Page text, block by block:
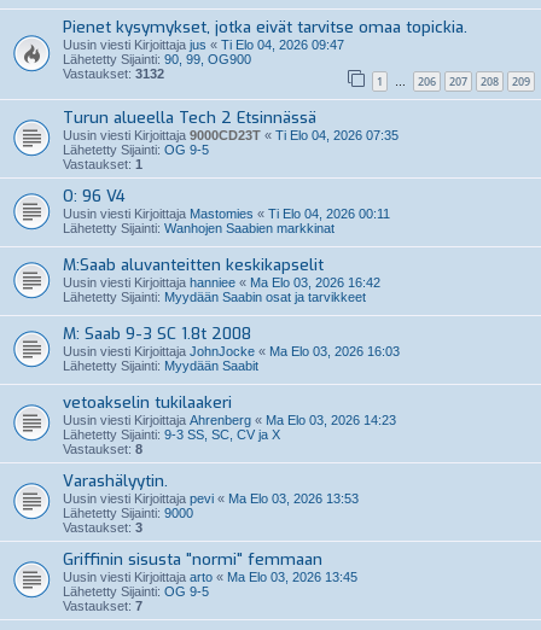
Pienet kysymykset, jotka eivät tarvitse omaa topickia.
Uusin viesti Kirjoittaja jus « Ti Elo 04, 2026 09:47
Lähetetty Sijainti: 90, 99, OG900
Vastaukset: 3132 1 … 206 207 208 209
Turun alueella Tech 2 Etsinnässä
Uusin viesti Kirjoittaja 9000CD23T « Ti Elo 04, 2026 07:35
Lähetetty Sijainti: OG 9-5
Vastaukset: 1
O: 96 V4
Uusin viesti Kirjoittaja Mastomies « Ti Elo 04, 2026 00:11
Lähetetty Sijainti: Wanhojen Saabien markkinat
M:Saab aluvanteitten keskikapselit
Uusin viesti Kirjoittaja hanniee « Ma Elo 03, 2026 16:42
Lähetetty Sijainti: Myydään Saabin osat ja tarvikkeet
M: Saab 9-3 SC 1.8t 2008
Uusin viesti Kirjoittaja JohnJocke « Ma Elo 03, 2026 16:03
Lähetetty Sijainti: Myydään Saabit
vetoakselin tukilaakeri
Uusin viesti Kirjoittaja Ahrenberg « Ma Elo 03, 2026 14:23
Lähetetty Sijainti: 9-3 SS, SC, CV ja X
Vastaukset: 8
Varashälyytin.
Uusin viesti Kirjoittaja pevi « Ma Elo 03, 2026 13:53
Lähetetty Sijainti: 9000
Vastaukset: 3
Griffinin sisusta "normi" femmaan
Uusin viesti Kirjoittaja arto « Ma Elo 03, 2026 13:45
Lähetetty Sijainti: OG 9-5
Vastaukset: 7